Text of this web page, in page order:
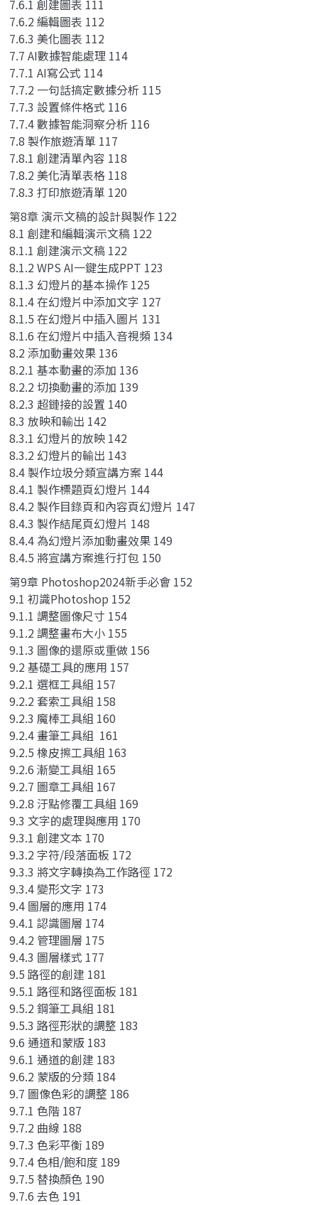
7.6.1 創建圖表 111
7.6.2 編輯圖表 112
7.6.3 美化圖表 112
7.7 AI數據智能處理 114
7.7.1 AI寫公式 114
7.7.2 一句話搞定數據分析 115
7.7.3 設置條件格式 116
7.7.4 數據智能洞察分析 116
7.8 製作旅遊清單 117
7.8.1 創建清單內容 118
7.8.2 美化清單表格 118
7.8.3 打印旅遊清單 120
第8章 演示文稿的設計與製作 122
8.1 創建和編輯演示文稿 122
8.1.1 創建演示文稿 122
8.1.2 WPS AI一鍵生成PPT 123
8.1.3 幻燈片的基本操作 125
8.1.4 在幻燈片中添加文字 127
8.1.5 在幻燈片中插入圖片 131
8.1.6 在幻燈片中插入音視頻 134
8.2 添加動畫效果 136
8.2.1 基本動畫的添加 136
8.2.2 切換動畫的添加 139
8.2.3 超鏈接的設置 140
8.3 放映和輸出 142
8.3.1 幻燈片的放映 142
8.3.2 幻燈片的輸出 143
8.4 製作垃圾分類宣講方案 144
8.4.1 製作標題頁幻燈片 144
8.4.2 製作目錄頁和內容頁幻燈片 147
8.4.3 製作結尾頁幻燈片 148
8.4.4 為幻燈片添加動畫效果 149
8.4.5 將宣講方案進行打包 150
第9章 Photoshop2024新手必會 152
9.1 初識Photoshop 152
9.1.1 調整圖像尺寸 154
9.1.2 調整畫布大小 155
9.1.3 圖像的還原或重做 156
9.2 基礎工具的應用 157
9.2.1 選框工具組 157
9.2.2 套索工具組 158
9.2.3 魔棒工具組 160
9.2.4 畫筆工具組 161
9.2.5 橡皮擦工具組 163
9.2.6 漸變工具組 165
9.2.7 圖章工具組 167
9.2.8 汙點修覆工具組 169
9.3 文字的處理與應用 170
9.3.1 創建文本 170
9.3.2 字符/段落面板 172
9.3.3 將文字轉換為工作路徑 172
9.3.4 變形文字 173
9.4 圖層的應用 174
9.4.1 認識圖層 174
9.4.2 管理圖層 175
9.4.3 圖層樣式 177
9.5 路徑的創建 181
9.5.1 路徑和路徑面板 181
9.5.2 鋼筆工具組 181
9.5.3 路徑形狀的調整 183
9.6 通道和蒙版 183
9.6.1 通道的創建 183
9.6.2 蒙版的分類 184
9.7 圖像色彩的調整 186
9.7.1 色階 187
9.7.2 曲線 188
9.7.3 色彩平衡 189
9.7.4 色相/飽和度 189
9.7.5 替換顏色 190
9.7.6 去色 191